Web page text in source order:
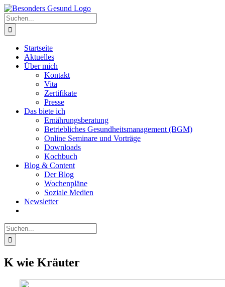
Zum
Inhalt
springen
Suche
nach:
Startseite
Aktuelles
Über mich
Kontakt
Vita
Zertifikate
Presse
Das biete ich
Ernährungsberatung
Betriebliches Gesundheitsmanagement (BGM)
Online Seminare und Vorträge
Downloads
Kochbuch
Blog & Content
Der Blog
Wochenpläne
Soziale Medien
Newsletter
Suche
nach:
K wie Kräuter